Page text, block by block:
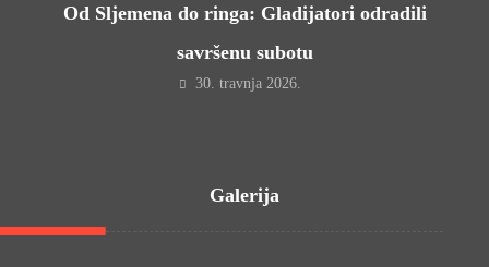
Od Sljemena do ringa: Gladijatori odradili
savršenu subotu
30. travnja 2026.
Galerija